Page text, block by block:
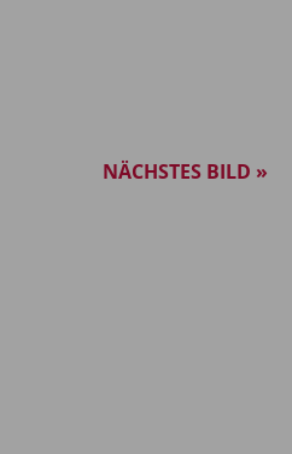
NÄCHSTES BILD »